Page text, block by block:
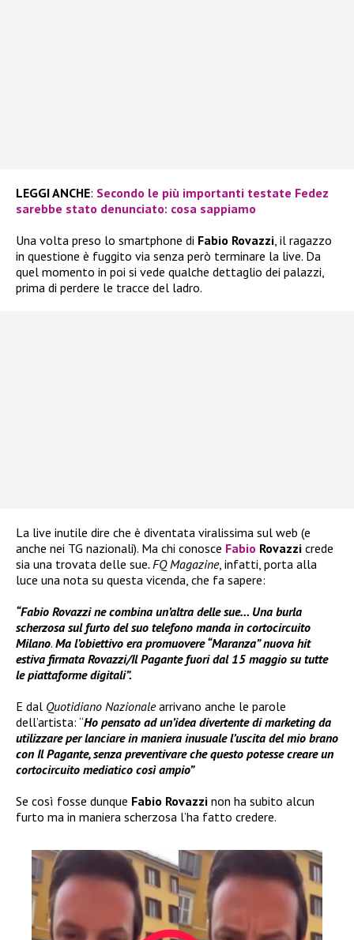
LEGGI ANCHE: Secondo le più importanti testate Fedez
sarebbe stato denunciato: cosa sappiamo
Una volta preso lo smartphone di Fabio Rovazzi, il ragazzo
in questione è fuggito via senza però terminare la live. Da
quel momento in poi si vede qualche dettaglio dei palazzi,
prima di perdere le tracce del ladro.
La live inutile dire che è diventata viralissima sul web (e
anche nei TG nazionali). Ma chi conosce Fabio Rovazzi crede
sia una trovata delle sue. FQ Magazine, infatti, porta alla
luce una nota su questa vicenda, che fa sapere:
“Fabio Rovazzi ne combina un’altra delle sue… Una burla
scherzosa sul furto del suo telefono manda in cortocircuito
Milano. Ma l’obiettivo era promuovere “Maranza” nuova hit
estiva firmata Rovazzi/Il Pagante fuori dal 15 maggio su tutte
le piattaforme digitali”.
E dal Quotidiano Nazionalearrivano anche le parole
dell’artista: “Ho pensato ad un’idea divertente di marketing da
utilizzare per lanciare in maniera inusuale l’uscita del mio brano
con Il Pagante, senza preventivare che questo potesse creare un
cortocircuito mediatico così ampio”
Se così fosse dunque Fabio Rovazzi non ha subito alcun
furto ma in maniera scherzosa l’ha fatto credere.